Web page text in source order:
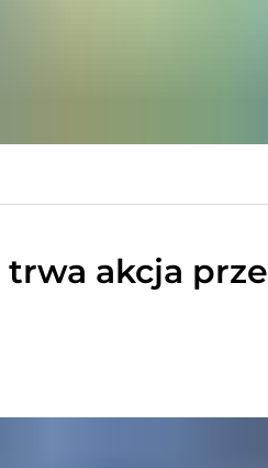
akcja